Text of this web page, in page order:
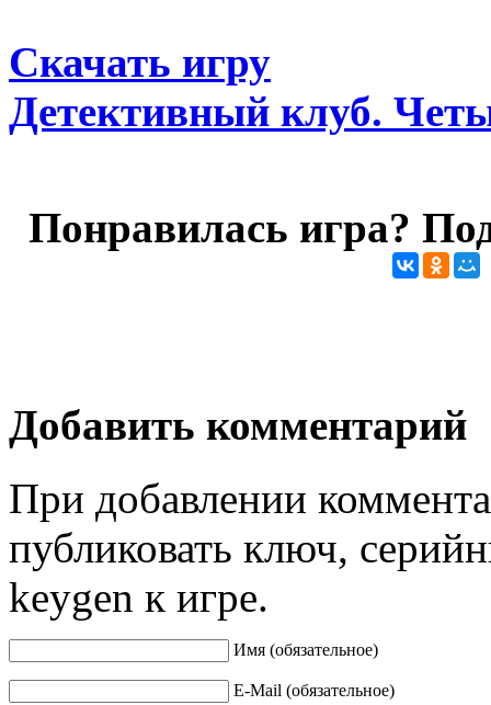
Скачать игру
Детективный клуб.
Понравилась игра?
Добавить комментарий
При добавлении
публиковать ключ,
keygen к игре.
Имя (обязательное)
E-Mail (обязательное)